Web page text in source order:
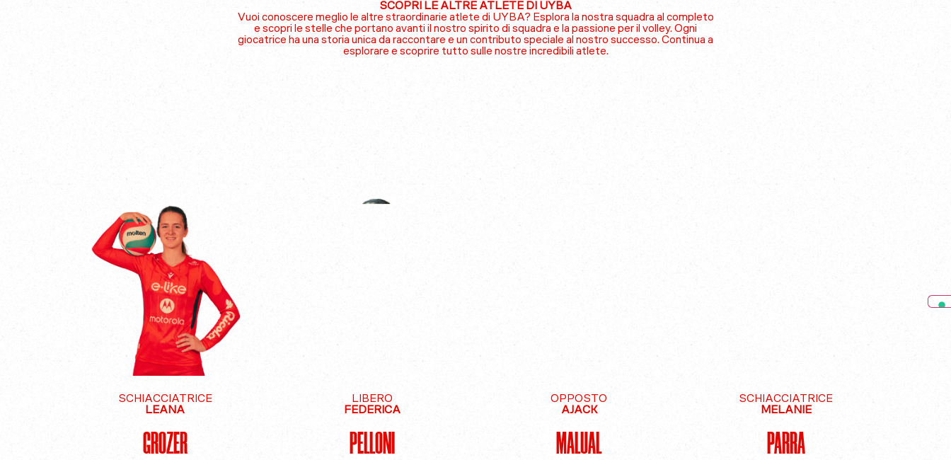
SCOPRI LE ALTRE ATLETE DI UYBA
Vuoi conoscere meglio le altre straordinarie atlete di UYBA? Esplora la nostra squadra al completo
e scopri le stelle che portano avanti il nostro spirito di squadra e la passione per il volley. Ogni
giocatrice ha una storia unica da raccontare e un contributo speciale al nostro successo. Continua a
esplorare e scoprire tutto sulle nostre incredibili atlete.
SCHIACCIATRICE
LEANA
GROZER
LIBERO
FEDERICA
PELLONI
OPPOSTO
AJACK
MALUAL
SCHIACCIATRICE
MELANIE
PARRA